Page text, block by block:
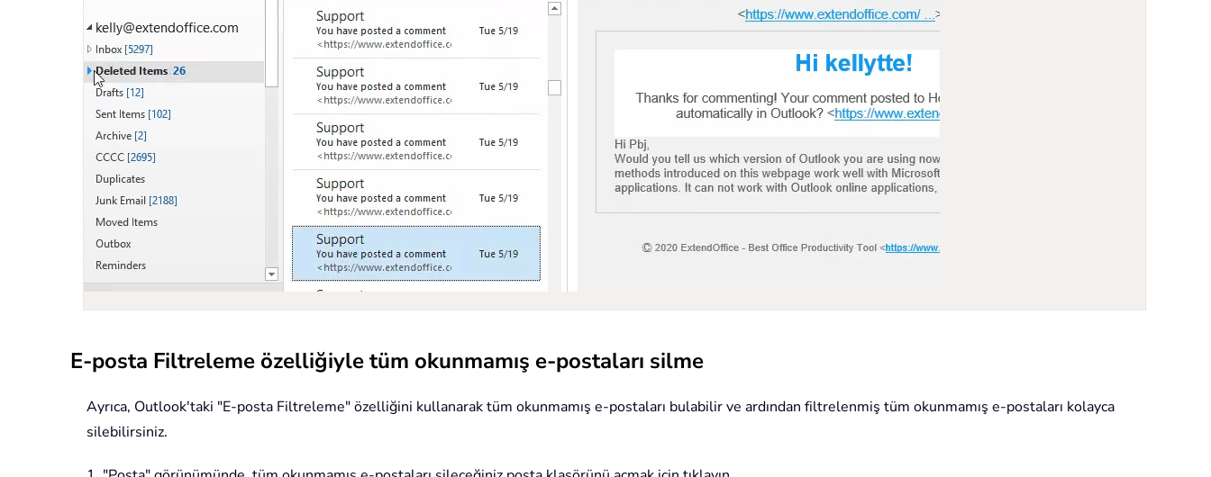
E-posta Filtreleme özelliğiyle tüm okunmamış e-postaları silme
Ayrıca, Outlook'taki "E-posta Filtreleme" özelliğini kullanarak tüm okunmamış e-postaları bulabilir ve ardından filtrelenmiş tüm okunmamış e-postaları kolayca
silebilirsiniz.